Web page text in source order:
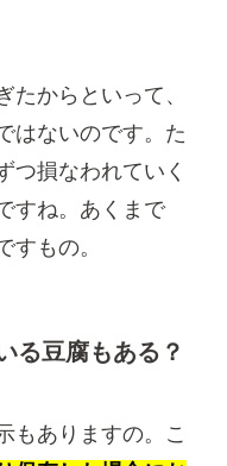
たからといって、
はないのです。た
つ損なわれていく
すね。あくまで
すもの。
る豆腐もある？
もありますの。こ